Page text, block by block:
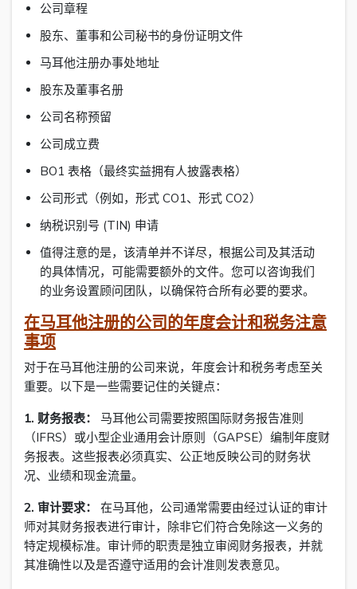
公司章程
股东、董事和公司秘书的身份证明文件
马耳他注册办事处地址
股东及董事名册
公司名称预留
公司成立费
BO1 表格（最终实益拥有人披露表格）
公司形式（例如，形式 CO1、形式 CO2）
纳税识别号 (TIN) 申请
值得注意的是，该清单并不详尽，根据公司及其活动
的具体情况，可能需要额外的文件。您可以咨询我们
的业务设置顾问团队，以确保符合所有必要的要求。
在马耳他注册的公司的年度会计和税务注意
事项
对于在马耳他注册的公司来说，年度会计和税务考虑至关
重要。以下是一些需要记住的关键点：
1. 财务报表：
马耳他公司需要按照国际财务报告准则
（IFRS）或小型企业通用会计原则（GAPSE）编制年度财
务报表。这些报表必须真实、公正地反映公司的财务状
况、业绩和现金流量。
2. 审计要求：
在马耳他，公司通常需要由经过认证的审计
师对其财务报表进行审计，除非它们符合免除这一义务的
特定规模标准。审计师的职责是独立审阅财务报表，并就
其准确性以及是否遵守适用的会计准则发表意见。